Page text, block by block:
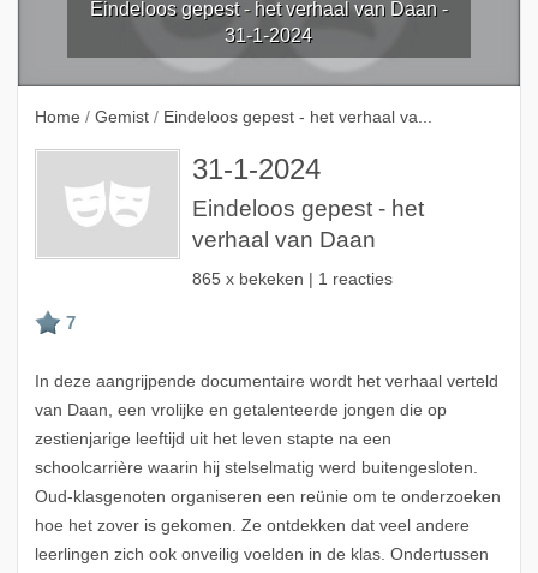
Eindeloos gepest - het verhaal van Daan -
31-1-2024
Home / Gemist / Eindeloos gepest - het verhaal va...
31-1-2024
Eindeloos gepest - het
verhaal van Daan
865 x bekeken | 1 reacties
In deze aangrijpende documentaire wordt het verhaal verteld
van Daan, een vrolijke en getalenteerde jongen die op
zestienjarige leeftijd uit het leven stapte na een
schoolcarrière waarin hij stelselmatig werd buitengesloten.
Oud-klasgenoten organiseren een reünie om te onderzoeken
hoe het zover is gekomen. Ze ontdekken dat veel andere
leerlingen zich ook onveilig voelden in de klas. Ondertussen